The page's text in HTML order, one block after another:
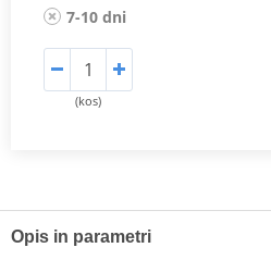
7-10 dni
(kos)
Opis in parametri